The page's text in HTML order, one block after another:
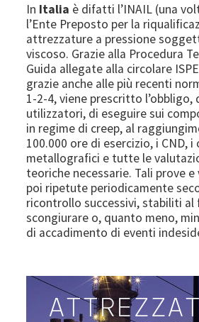
In Italia è difatti l’INAIL (una
l’Ente Preposto per la
attrezzature a pressione
viscoso. Grazie alla Procedura
Guida allegate alla circolare
grazie anche alle più recenti
1-2-4, viene prescritto l’obbligo,
utilizzatori, di eseguire sui
in regime di creep, al
100.000 ore di esercizio, i CND,
metallografici e tutte le
teoriche necessarie. Tali prove
poi ripetute periodicamente
ricontrollo successivi, stabiliti al
scongiurare o, quanto meno,
di accadimento di eventi